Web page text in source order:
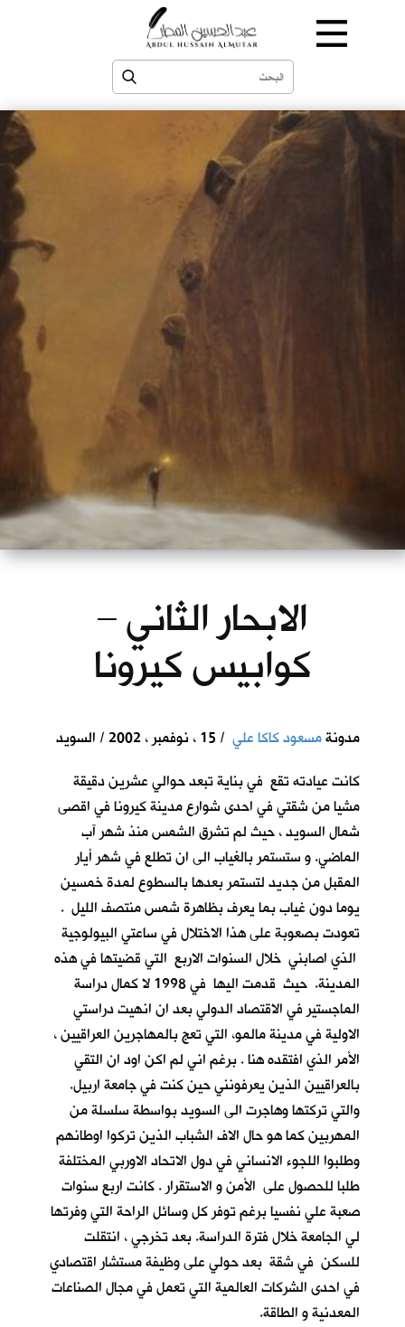
الابحار الثاني –
كوابيس كيرونا
مدونةمسعود كاكا علي / 15 ، نوفمبر ، 2002 / السويد
كانت عيادته تقع في بناية تبعد حوالي عشرين دقيقة
مشيا من شقتي في احدى شوارع مدينة كيرونا في اقصى
شمال السويد ، حيث لم تشرق الشمس منذ شهر آب
الماضي. و ستستمر بالغياب الى ان تطلع في شهر أيار
المقبل من جديد لتستمر بعدها بالسطوع لمدة خمسين
يوما دون غياب بما يعرف بظاهرة شمس منتصف الليل .
تعودت بصعوبة على هذا الاختلال في ساعتي البيولوجية
الذي اصابني خلال السنوات الاربع التي قضيتها في هذه
المدينة. حيث قدمت اليها في 1998 لا كمال دراسة
الماجستير في الاقتصاد الدولي بعد ان انهيت دراستي
الاولية في مدينة مالمو، التي تعج بالمهاجرين العراقيين ،
الأمر الذي افتقده هنا . برغم اني لم اكن اود ان التقي
بالعراقيين الذين يعرفونني حين كنت في جامعة اربيل.
والتي تركتها وهاجرت الى السويد بواسطة سلسلة من
المهربين كما هو حال الاف الشباب الذين تركوا اوطانهم
وطلبوا اللجوء الانساني في دول الاتحاد الاوربي المختلفة
طلبا للحصول على الأمن و الاستقرار . كانت اربع سنوات
صعبة علي نفسيا برغم توفر كل وسائل الراحة التي وفرتها
لي الجامعة خلال فترة الدراسة. بعد تخرجي ، انتقلت
للسكن في شقة بعد حولي على وظيفة مستشار اقتصادي
في احدى الشركات العالمية التي تعمل في مجال الصناعات
المعدنية و الطاقة.